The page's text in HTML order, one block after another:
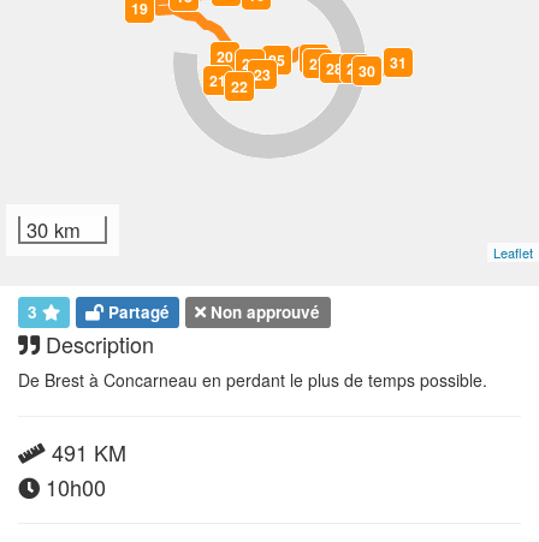
19
20
21 22
23
24 25 26
27 28 2930 31
30 km
Leaflet
3 Partagé Non approuvé
Description
De Brest à Concarneau en perdant le plus de temps possible.
491 KM
10h00